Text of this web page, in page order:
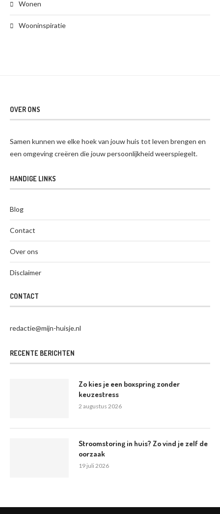
Wonen
Wooninspiratie
OVER ONS
Samen kunnen we elke hoek van jouw huis tot leven brengen en
een omgeving creëren die jouw persoonlijkheid weerspiegelt.
HANDIGE LINKS
Blog
Contact
Over ons
Disclaimer
CONTACT
redactie@mijn-huisje.nl
RECENTE BERICHTEN
Zo kies je een boxspring zonder
keuzestress
2 augustus 2026
Stroomstoring in huis? Zo vind je zelf de
oorzaak
19 juli 2026